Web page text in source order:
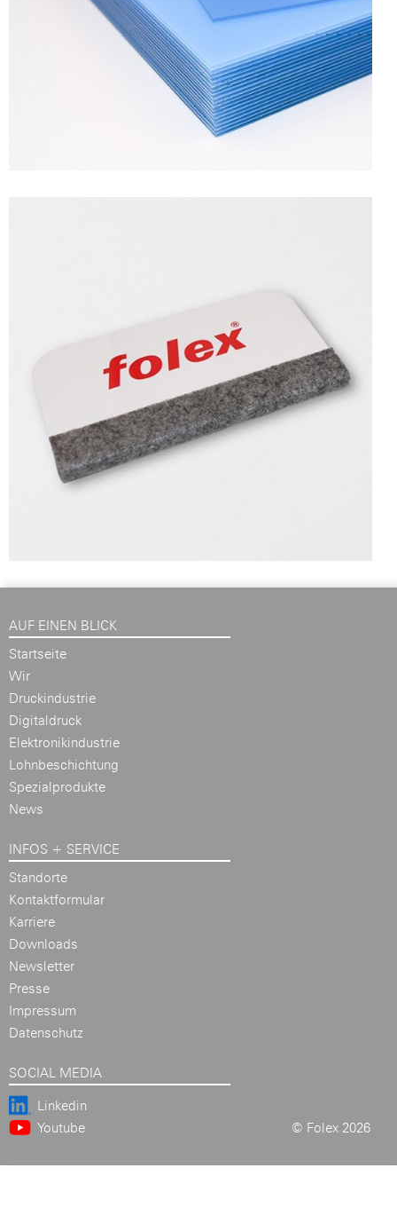
AUF EINEN BLICK
Startseite
Wir
Druckindustrie
Digitaldruck
Elektronikindustrie
Lohnbeschichtung
Spezialprodukte
News
INFOS + SERVICE
Standorte
Kontaktformular
Karriere
Downloads
Newsletter
Presse
Impressum
Datenschutz
SOCIAL MEDIA
Linkedin
Youtube
© Folex 2026